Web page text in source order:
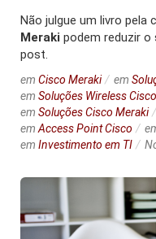
Não julgue um livro pela
Meraki podem reduzir o
post.
em Cisco Meraki em
em Soluções Wireless Cisco
em Soluções Cisco Meraki
em Access Point Cisco
em Investimento em TI